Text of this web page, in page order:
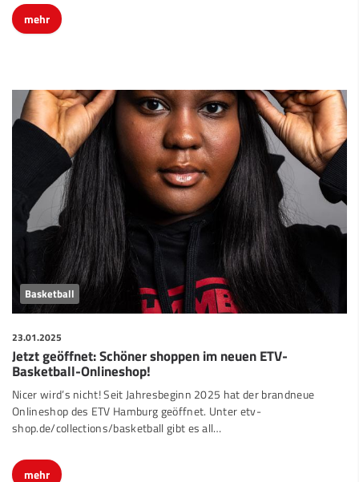
mehr
Basketball
23.01.2025
Jetzt geöffnet: Schöner shoppen im neuen ETV-
Basketball-Onlineshop!
Nicer wird’s nicht! Seit Jahresbeginn 2025 hat der brandneue
Onlineshop des ETV Hamburg geöffnet. Unter etv-
shop.de/collections/basketball gibt es all…
mehr